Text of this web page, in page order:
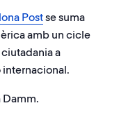
Postse suma
amb un cicle
a
Damm.